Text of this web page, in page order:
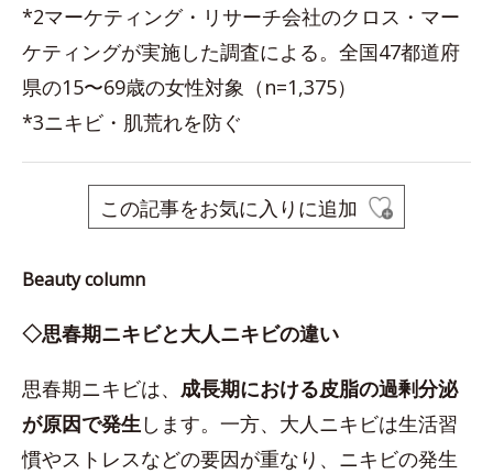
*2マーケティング・リサーチ会社のクロス・マー
ケティングが実施した調査による。全国47都道府
県の15〜69歳の女性対象（n=1,375）
*3ニキビ・肌荒れを防ぐ
この記事をお気に入りに追加
Beauty column
◇思春期ニキビと大人ニキビの違い
思春期ニキビは、 成長期における皮脂の過剰分泌
が原因で発生します。一方、大人ニキビは生活習
慣やストレスなどの要因が重なり、ニキビの発生